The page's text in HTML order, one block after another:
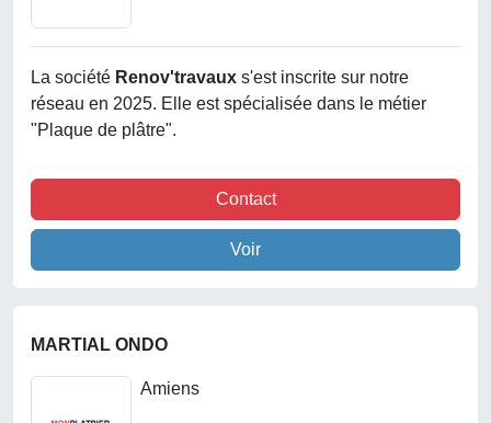
La société Renov'travaux s'est inscrite sur notre
réseau en 2025. Elle est spécialisée dans le métier
"Plaque de plâtre".
Contact
Voir
MARTIAL ONDO
Amiens